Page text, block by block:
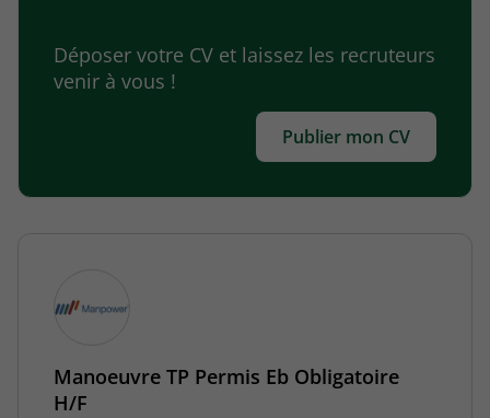
Déposer votre CV et laissez les recruteurs
venir à vous !
Publier mon CV
Manoeuvre TP Permis Eb Obligatoire
H/F